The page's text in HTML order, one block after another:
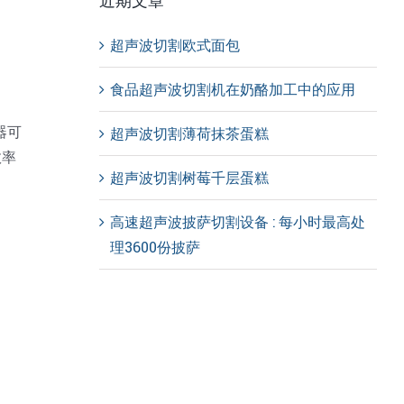
可
超声波切割欧式面包
食品超声波切割机在奶酪加工中的应用
超声波切割薄荷抹茶蛋糕
超声波切割树莓千层蛋糕
高速超声波披萨切割设备 : 每小时最高处
理3600份披萨